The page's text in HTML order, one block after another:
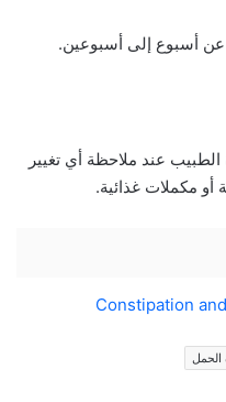
عن أسبوع إلى أسبوعين.
عند ملاحظة أي تغيير
أو مكملات غذائية.
الحمل